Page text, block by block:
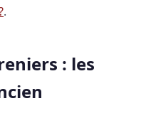
.
: les